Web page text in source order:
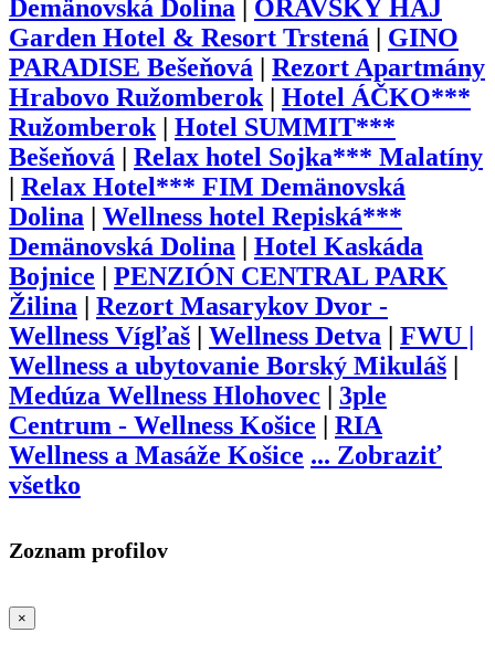
Demänovská Dolina
ORAVSKÝ HÁJ
Garden Hotel & Resort Trstená
GINO
PARADISE Bešeňová
Rezort Apartmány
Hrabovo Ružomberok| Hotel ÁČKO***
Ružomberok| Hotel SUMMIT***
Bešeňová
Relax hotel Sojka*** Malatíny
Relax Hotel*** FIM Demänovská
Dolina
Wellness hotel Repiská***
Demänovská Dolina
Hotel Kaskáda
Bojnice
PENZIÓN CENTRAL PARK
Žilina
Rezort Masarykov Dvor -
Wellness Vígľaš
Wellness Detva
FWU |
Wellness a ubytovanie Borský Mikuláš
Medúza Wellness Hlohovec
3ple
Centrum - Wellness Košice
RIA
Wellness a Masáže Košice ... Zobraziť
všetko
Zoznam profilov
×